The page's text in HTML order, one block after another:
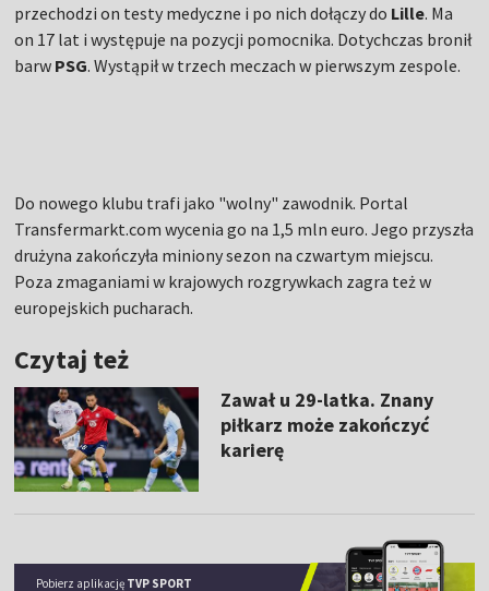
przechodzi on testy medyczne i po nich dołączy do Lille. Ma
on 17 lat i występuje na pozycji pomocnika. Dotychczas bronił
barw PSG. Wystąpił w trzech meczach w pierwszym zespole.
Do nowego klubu trafi jako "wolny" zawodnik. Portal
Transfermarkt.com wycenia go na 1,5 mln euro. Jego przyszła
drużyna zakończyła miniony sezon na czwartym miejscu.
Poza zmaganiami w krajowych rozgrywkach zagra też w
europejskich pucharach.
Czytaj też
Zawał u 29-latka. Znany
piłkarz może zakończyć
karierę
Pobierz aplikację TVP SPORT